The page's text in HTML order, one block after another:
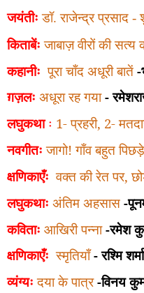
जयंतीः डॉ. राजेन्द्र प्रसाद -
किताबेंः जाबाज़ वीरों की सत्य
कहानीः पूरा चाँद अधूरी बातें -
ग़ज़लः अधूरा रह गया -
लघुकथाः 1- प्रहरी, 2-
नवगीतः जागो! गाँव बहुत
क्षणिकाएँः वक्त की रेत पर,
लघुकथाः अंतिम अहसास -
कविताः आखिरी पन्ना-रमेश
क्षणिकाएँः स्मृतियाँ -रश्मि शर्मा
व्यंग्यः दया के पात्र-विनय